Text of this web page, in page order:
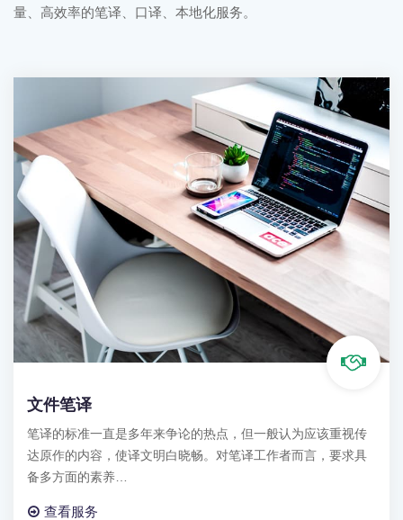
量、高效率的笔译、口译、本地化服务。
文件笔译
笔译的标准一直是多年来争论的热点，但一般认为应该重视传
达原作的内容，使译文明白晓畅。对笔译工作者而言，要求具
备多方面的素养…
查看服务